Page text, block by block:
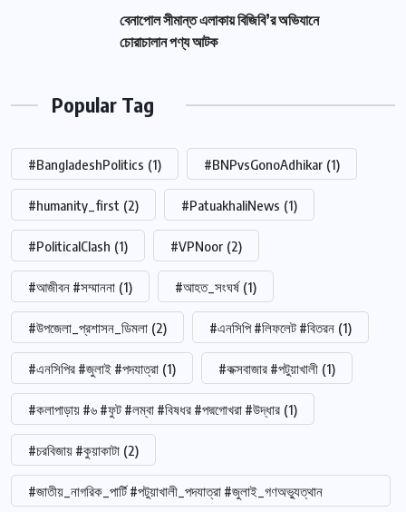
বেনাপোল সীমান্ত এলাকায় বিজিবি’র অভিযানে
চোরাচালান পণ্য আটক
Popular Tag
#BangladeshPolitics (1) #BNPvsGonoAdhikar (1)
#humanity_first (2) #PatuakhaliNews (1)
#PoliticalClash (1) #VPNoor (2)
#আজীবন #সম্মাননা (1) #আহত_সংঘর্ষ (1)
#উপজেলা_প্রশাসন_ডিমলা (2) #এনসিপি #লিফলেট #বিতরন (1)
#এনসিপির #জুলাই #পদযাত্রা (1) #কক্সবাজার #পটুয়াখালী (1)
#কলাপাড়ায় #৬ #ফুট #লম্বা #বিষধর #পদ্মগোখরা #উদ্ধার (1)
#চরবিজায় #কুয়াকাটা (2)
#জাতীয়_নাগরিক_পার্টি #পটুয়াখালী_পদযাত্রা #জুলাই_গণঅভ্যুত্থান